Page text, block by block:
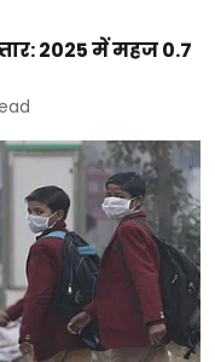
2025 में महज 0.7